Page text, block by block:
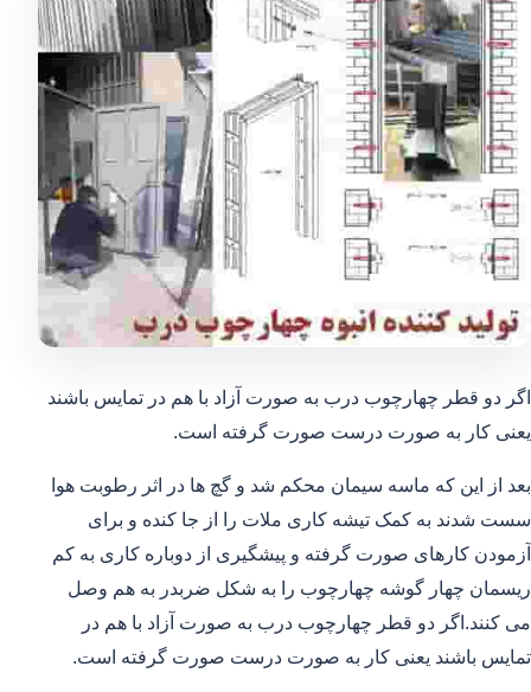
اگر دو قطر چهارچوب درب به صورت آزاد با هم در تمایس باشند
یعنی کار به صورت درست صورت گرفته است.
بعد از این که ماسه سیمان محکم شد و گچ ها در اثر رطوبت هوا
سست شدند به کمک تیشه کاری ملات را از جا کنده و برای
آزمودن کارهای صورت گرفته و پیشگیری از دوباره کاری به کم
ریسمان چهار گوشه چهارچوب را به شکل ضربدر به هم وصل
می کنند.اگر دو قطر چهارچوب درب به صورت آزاد با هم در
تمایس باشند یعنی کار به صورت درست صورت گرفته است.